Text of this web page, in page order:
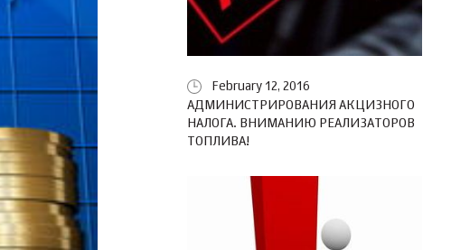
February 12, 2016
АДМИНИСТРИРОВАНИЯ АКЦИЗНОГО
НАЛОГА. ВНИМАНИЮ РЕАЛИЗАТОРОВ
ТОПЛИВА!